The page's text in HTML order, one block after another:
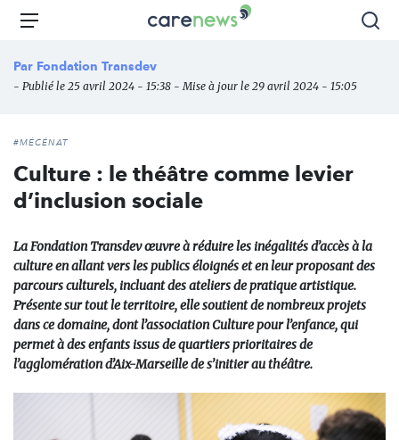
Aller
principal
Carenews,
des
Menu
Par Fondation Transdev
- Publié le 25 avril 2024 - 15:38 - Mise à jour le 29 avril 2024 - 15:05
#MÉCÉNAT
Culture : le théâtre comme levier
d’inclusion sociale
La Fondation Transdev œuvre à réduire les inégalités d’accès à la
culture en allant vers les publics éloignés et en leur proposant des
parcours culturels, incluant des ateliers de pratique artistique.
Présente sur tout le territoire, elle soutient de nombreux projets
dans ce domaine, dont l’association Culture pour l’enfance, qui
permet à des enfants issus de quartiers prioritaires de
l’agglomération d’Aix-Marseille de s’initier au théâtre.